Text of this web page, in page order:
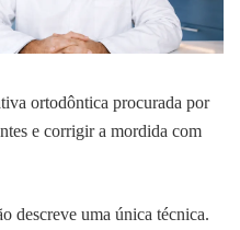
ortodôntica procurada por
e corrigir a mordida com
descreve uma única técnica.